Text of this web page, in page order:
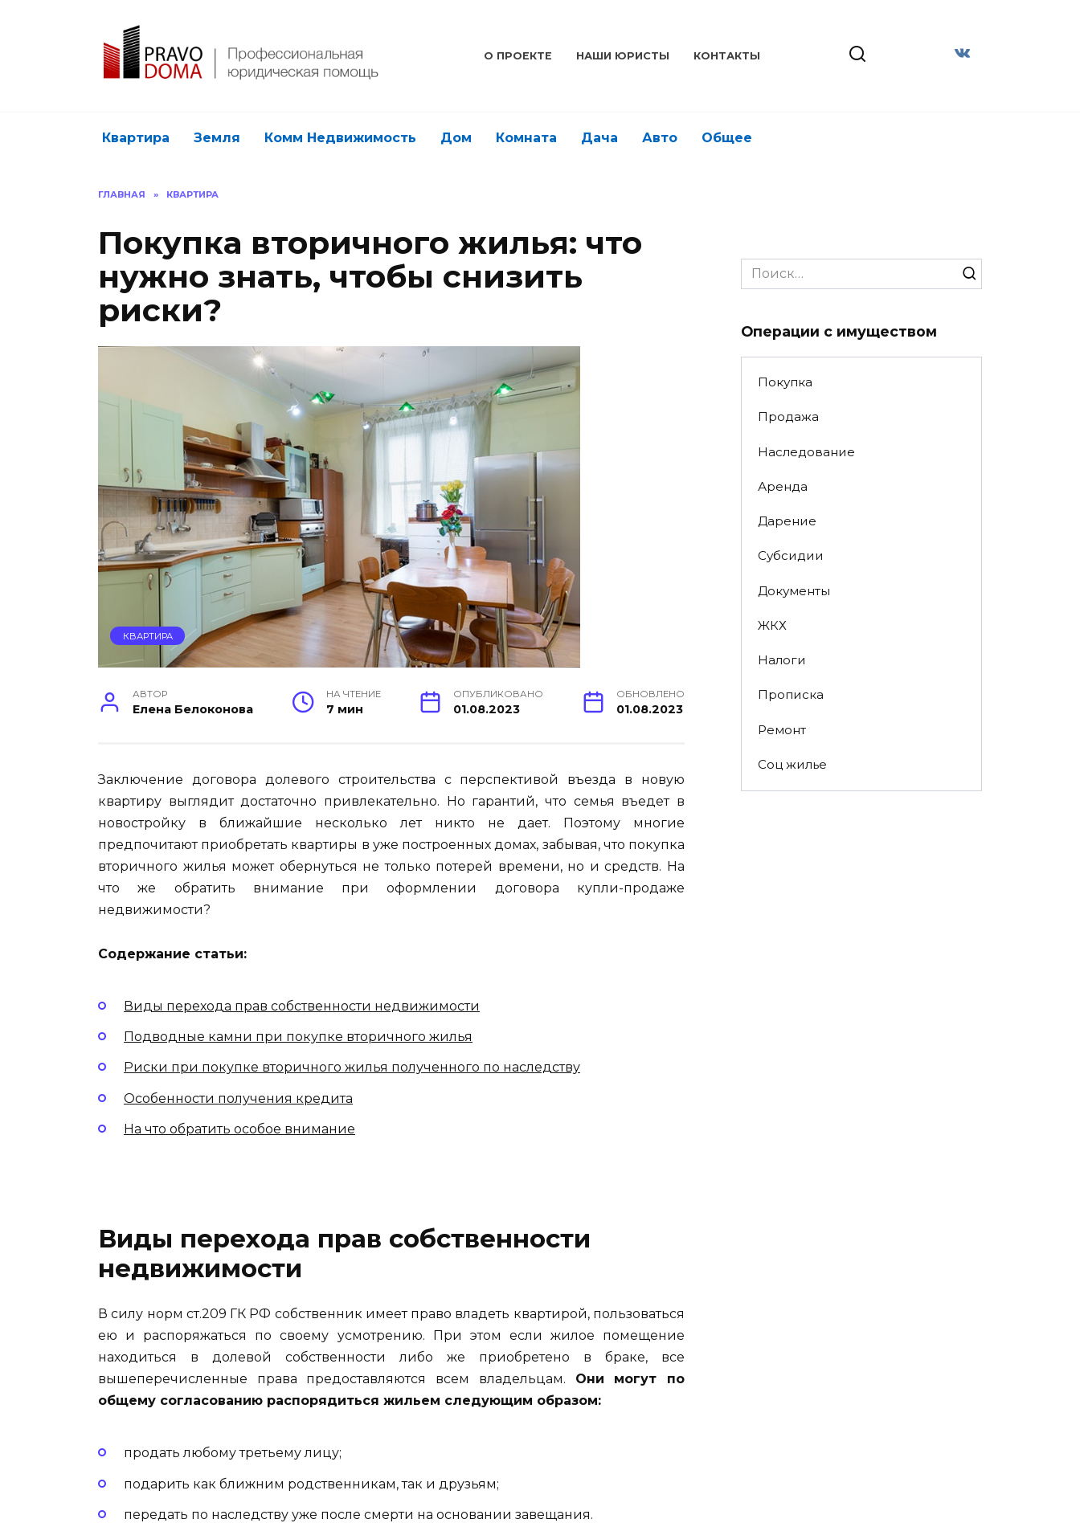
О ПРОЕКТЕ НАШИ ЮРИСТЫ КОНТАКТЫ
Квартира Земля Комм Недвижимость Дом Комната Дача Авто Общее
ГЛАВНАЯ » КВАРТИРА
Покупка вторичного жилья: что
нужно знать, чтобы снизить
риски?
КВАРТИРА
АВТОР
Елена Белоконова
НА ЧТЕНИЕ
7 мин
ОПУБЛИКОВАНО
01.08.2023
ОБНОВЛЕНО
01.08.2023
Заключение договора долевого строительства с перспективой въезда в новую
квартиру выглядит достаточно привлекательно. Но гарантий, что семья въедет в
новостройку в ближайшие несколько лет никто не дает. Поэтому многие
предпочитают приобретать квартиры в уже построенных домах, забывая, что покупка
вторичного жилья может обернуться не только потерей времени, но и средств. На
что же обратить внимание при оформлении договора купли-продаже
недвижимости?
Содержание статьи:
Виды перехода прав собственности недвижимости
Подводные камни при покупке вторичного жилья
Риски при покупке вторичного жилья полученного по наследству
Особенности получения кредита
На что обратить особое внимание
Виды перехода прав собственности
недвижимости
В силу норм ст.209 ГК РФ собственник имеет право владеть квартирой, пользоваться
ею и распоряжаться по своему усмотрению. При этом если жилое помещение
находиться в долевой собственности либо же приобретено в браке, все
вышеперечисленные права предоставляются всем владельцам. Они могут по
общему согласованию распорядиться жильем следующим образом:
продать любому третьему лицу;
подарить как ближним родственникам, так и друзьям;
передать по наследству уже после смерти на основании завещания.
Search
for:
Операции с имуществом
Покупка
Продажа
Наследование
Аренда
Дарение
Субсидии
Документы
ЖКХ
Налоги
Прописка
Ремонт
Соц жилье